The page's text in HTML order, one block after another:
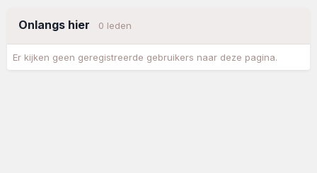
Onlangs hier 0 leden
Er kijken geen geregistreerde gebruikers naar deze pagina.